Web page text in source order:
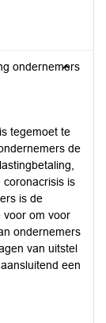
ondernemers
tegemoet te
de
coronacrisis is
is de
voor om voor
ondernemers
van uitstel
een